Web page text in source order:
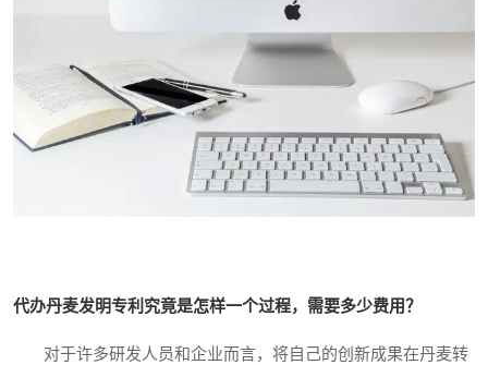
代办丹麦发明专利究竟是怎样一个过程，需要多少费用？
对于许多研发人员和企业而言，将自己的创新成果在丹麦转